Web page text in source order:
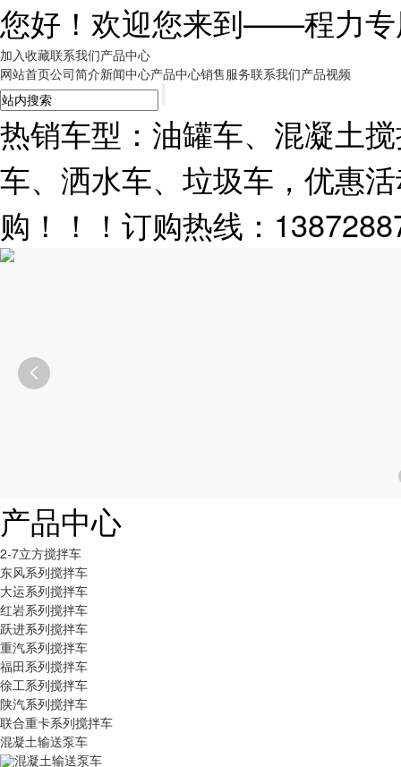
您好！欢迎您来到——程力
加入收藏联系我们产品中心
网站首页公司简介新闻中心产品中心销售服务联系我们产品视频
热销车型：油罐车、混凝土
车、洒水车、垃圾车，优惠
购！！！订购热线：

产品中心
2-7立方搅拌车
东风系列搅拌车
大运系列搅拌车
红岩系列搅拌车
跃进系列搅拌车
重汽系列搅拌车
福田系列搅拌车
徐工系列搅拌车
陕汽系列搅拌车
联合重卡系列搅拌车
混凝土输送泵车
混凝土输送泵车